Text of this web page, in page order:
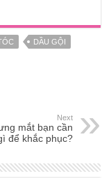
DẦU GỘI
Next
mắt bạn cần
để khắc phục?